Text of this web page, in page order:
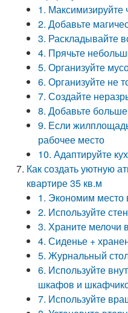
1. Максимизируйте
2. Добавьте
3. Раскладывайте
4. Прячьте
5. Организуйте
6. Организуйте не
7. Создайте
8. Добавьте
9. Если
рабочее место
10. Адаптируйте
Как создать уютную
квартире 35 кв.м
1. Экономим место
2. Используйте
3. Храните мелочи
4. Сиденье +
5. Журнальный
6. Используйте
шкафов и
7. Используйте